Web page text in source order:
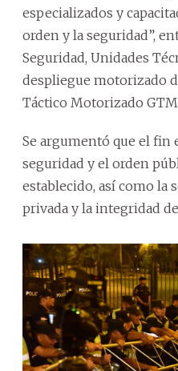
especializados y
orden y la seguridad”,
Seguridad, Unidades
despliegue motorizado
Táctico Motorizado
Se argumentó que el fin
seguridad y el orden
establecido, así como la
privada y la integridad